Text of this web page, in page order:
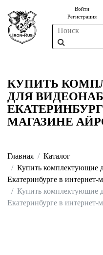
Войти
Регистрация
КУПИТЬ
ДЛЯ
МАГАЗИНЕ
Главная
Каталог
Купить комплектующие
Екатеринбурге в интернет-
Купить комплектующие
Екатеринбурге в интернет-